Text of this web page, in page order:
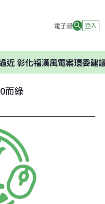
電子報 登入
化福漢風電案環委建議不
而綠